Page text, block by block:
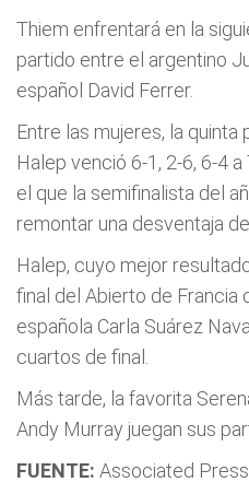
Thiem enfrentará en la
partido entre el argentino
español David Ferrer.
Entre las mujeres, la
Halep venció 6-1, 2-6, 6-4
el que la semifinalista del
remontar una desventaja
Halep, cuyo mejor
final del Abierto de Francia
española Carla Suárez
cuartos de final.
Más tarde, la favorita
Andy Murray juegan sus
FUENTE: Associated Press